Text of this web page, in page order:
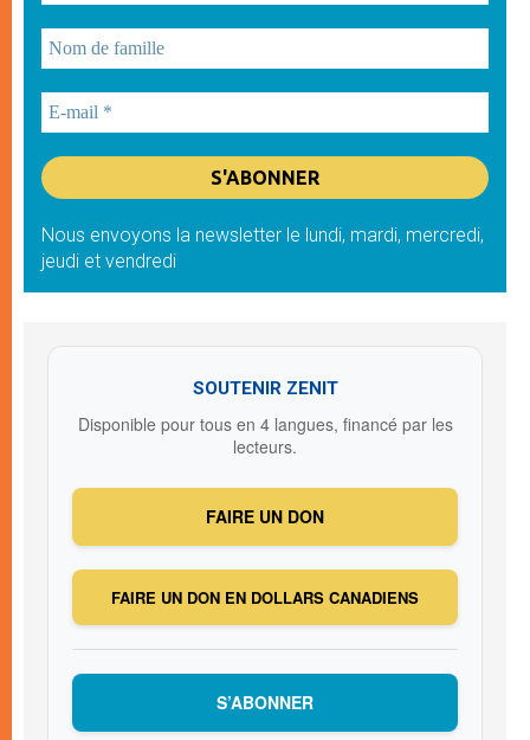
Nous envoyons la newsletter le lundi, mardi, mercredi,
jeudi et vendredi
SOUTENIR ZENIT
Disponible pour tous en 4 langues, financé par les
lecteurs.
FAIRE UN DON
FAIRE UN DON EN DOLLARS CANADIENS
S’ABONNER